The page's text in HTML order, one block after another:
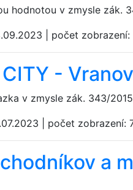
hodnotou v zmysle zák.
počet zobrazení:
-
v zmysle zák. 343/
počet zobrazení:
a